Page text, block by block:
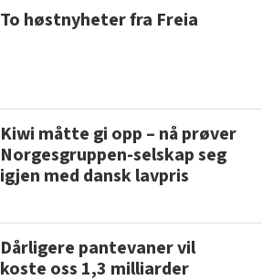
To høstnyheter fra Freia
Kiwi måtte gi opp – nå prøver
Norgesgruppen-selskap seg
igjen med dansk lavpris
Dårligere pantevaner vil
koste oss 1,3 milliarder